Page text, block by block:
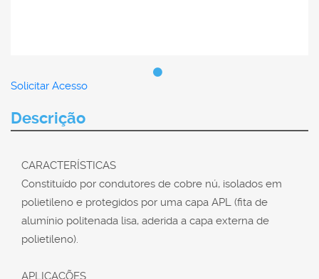
Solicitar Acesso
Descrição
CARACTERÍSTICAS
Constituído por condutores de cobre nú, isolados em
polietileno e protegidos por uma capa APL (fita de
alumínio politenada lisa, aderida a capa externa de
polietileno).
APLICAÇÕES